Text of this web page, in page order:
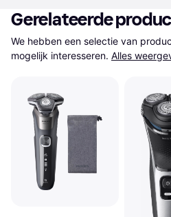
Gerelateerde
We hebben een selectie van
mogelijk interesseren. Alles